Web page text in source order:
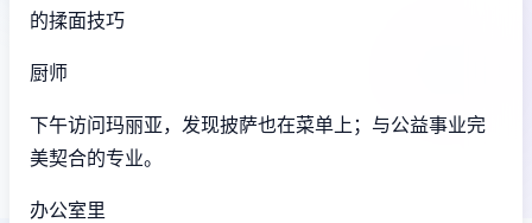
的揉面技巧
厨师
下午访问玛丽亚，发现披萨也在菜单上；与公益事业完
美契合的专业。
办公室里